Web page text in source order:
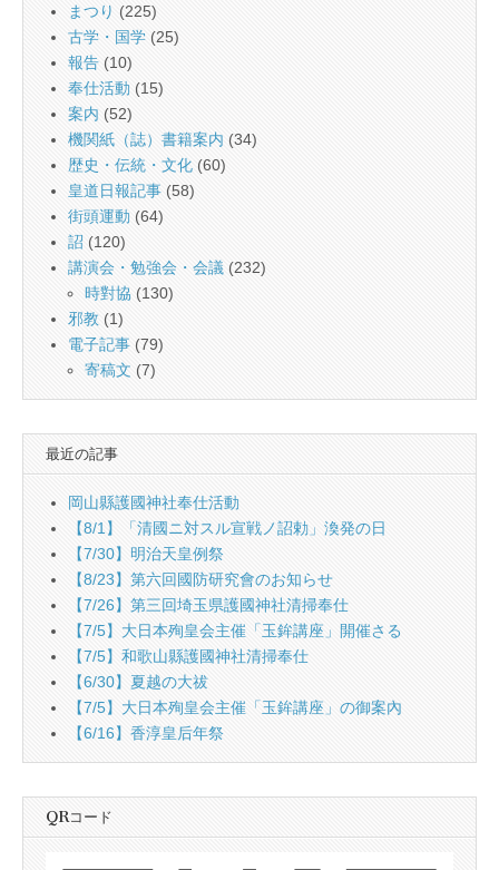
まつり (225)
古学・国学 (25)
報告 (10)
奉仕活動 (15)
案内 (52)
機関紙（誌）書籍案内 (34)
歴史・伝統・文化 (60)
皇道日報記事 (58)
街頭運動 (64)
詔 (120)
講演会・勉強会・会議 (232)
時對協 (130)
邪教 (1)
電子記事 (79)
寄稿文 (7)
最近の記事
岡山縣護國神社奉仕活動
【8/1】「清國ニ対スル宣戦ノ詔勅」渙発の日
【7/30】明治天皇例祭
【8/23】第六回國防研究會のお知らせ
【7/26】第三回埼玉県護國神社清掃奉仕
【7/5】大日本殉皇会主催「玉鉾講座」開催さる
【7/5】和歌山縣護國神社清掃奉仕
【6/30】夏越の大祓
【7/5】大日本殉皇会主催「玉鉾講座」の御案內
【6/16】香淳皇后年祭
QRコード